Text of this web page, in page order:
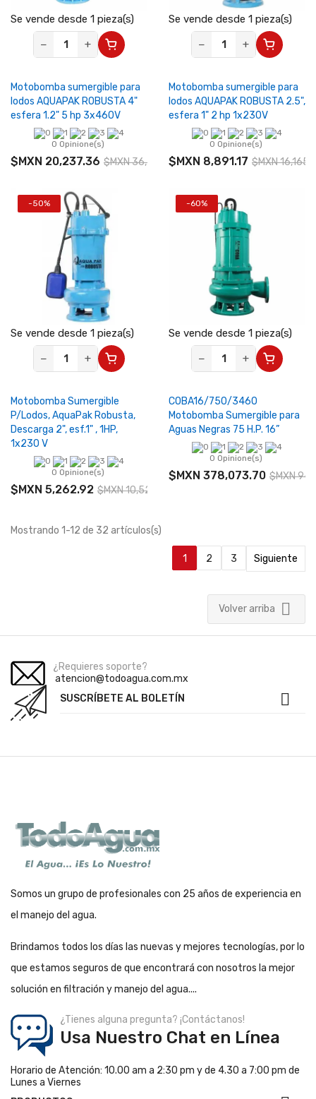
Se vende desde 1 pieza(s)
−
+
Motobomba sumergible para
lodos AQUAPAK ROBUSTA 4"
esfera 1.2" 5 hp 3x460V
0 Opinione(s)
$MXN 20,237.36 $MXN 36,795.20
Se vende desde 1 pieza(s)
−
+
Motobomba sumergible para
lodos AQUAPAK ROBUSTA 2.5",
esfera 1" 2 hp 1x230V
0 Opinione(s)
$MXN 8,891.17 $MXN
-50%
Se vende desde 1 pieza(s)
−
+
Motobomba Sumergible
P/Lodos, AquaPak Robusta,
Descarga 2", esf.1" , 1HP,
1x230 V
0 Opinione(s)
$MXN 5,262.92 $MXN 10,525.84
-60%
Se vende desde 1 pieza(s)
−
+
COBA16/750/3460
Motobomba Sumergible para
Aguas Negras 75 H.P. 16”
0 Opinione(s)
$MXN 378,073.70 $MXN
Mostrando 1-12 de 32 artículos(s)
1 2 3 Siguiente
Volver arriba 
¿Requieres soporte?
atencion@todoagua.com.mx
SUSCRÍBETE AL BOLETÍN

Somos un grupo de profesionales con 25 años de experiencia en
el manejo del agua.
Brindamos todos los días las nuevas y mejores tecnologías, por lo
que estamos seguros de que encontrará con nosotros la mejor
solución en filtración y manejo del agua....
¿Tienes alguna pregunta? ¡Contáctanos!
Usa Nuestro Chat en Línea
Horario de Atención: 10.00 am a 2:30 pm y de 4.30 a 7:00 pm de
Lunes a Viernes